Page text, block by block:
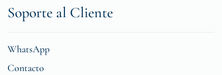
Soporte al Cliente
WhatsApp
Contacto